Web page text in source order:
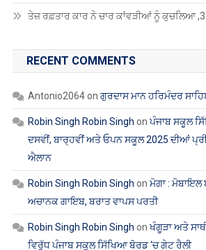
ਤੇਜ਼ ਰਫ਼ਤਾਰ ਕਾਰ ਨੇ ਚਾਰ ਕਾਂਵੜੀਆਂ ਨੂੰ ਕੁਚਲਿਆ ,3
RECENT COMMENTS
Antonio2064on ਗੁਰਦਾਸ ਮਾਨ ਹਰਿਮੰਦਰ
Robin Singh Robin Singh onਪੰਜਾਬ ਸਕੂਲ
ਦਸਵੀਂ, ਬਾਰ੍ਹਵੀਂ ਅਤੇ ਓਪਨ ਸਕੂਲ 2025 ਦੀਆਂ
ਐਲਾਨ
Robin Singh Robin Singh on ਮੋਗਾ : ਮੋਬਾਇਲ
ਅਚਾਨਕ ਗਾਇਬ, ਬਰਾਤ ਵਾਪਸ ਪਰਤੀ
Robin Singh Robin Singh onਖੰਗੂੜਾ ਅਤੇ
ਵਿਰੁੱਧ ਪੰਜਾਬ ਸਕੂਲ ਸਿੱਖਿਆ ਬੋਰਡ ‘ਚ ਗੇਟ ਰੈਲੀ